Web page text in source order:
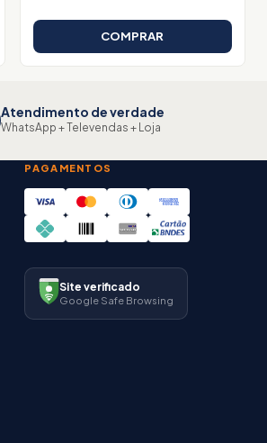
COMPRAR
Atendimento de verdade
WhatsApp + Televendas + Loja
PAGAMENTOS
Site verificado
Google Safe Browsing